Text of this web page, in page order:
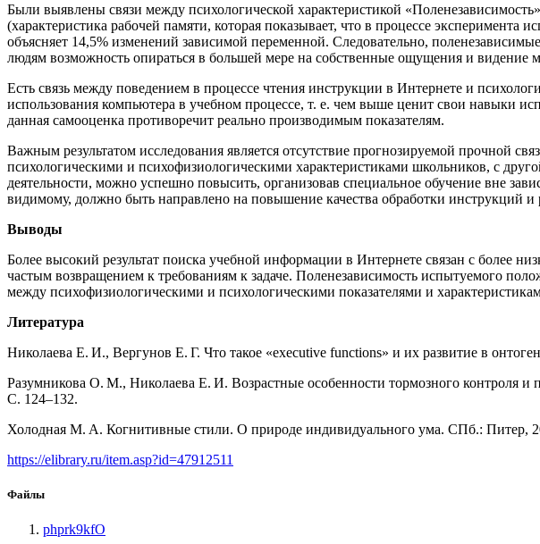
Были выявлены связи между психологической характеристикой
(характеристика рабочей памяти, которая показывает, что в процессе
объясняет 14,5% изменений зависимой переменной. Следовательно,
людям возможность опираться в большей мере на собственные ощущения и видение
Есть связь между поведением в процессе чтения инструкции в Интернете и
использования компьютера в учебном процессе, т. е. чем выше ценит свои навыки
данная самооценка противоречит реально производимым показателям.
Важным результатом исследования является отсутствие прогнозируемой прочной
психологическими и психофизиологическими характеристиками школьников, с
деятельности, можно успешно повысить, организовав специальное обучение вне
видимому, должно быть направлено на повышение качества обработки инструкций и
Выводы
Более высокий результат поиска учебной информации в Интернете связан с более
частым возвращением к требованиям к задаче. Поленезависимость испытуемого
между психофизиологическими и психологическими показателями и
Литература
Николаева Е. И., Вергунов Е. Г. Что такое «executive functions» и их развитие в
Разумникова О. М., Николаева Е. И. Возрастные особенности тормозного контроля
С. 124–132.
Холодная М. А. Когнитивные стили. О природе индивидуального ума. СПб.: Питер,
https://elibrary.ru/item.asp?id=47912511
Файлы
phprk9kfO